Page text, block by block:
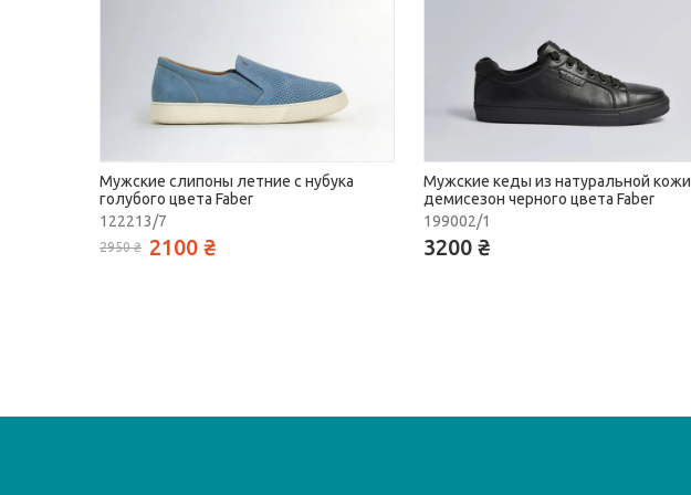
Мужские слипоны летние с нубука
голубого цвета Faber
122213/7
2950 ₴ 2100 ₴
Мужские кеды из натуральной кожи
демисезон черного цвета Faber
199002/1
3200 ₴